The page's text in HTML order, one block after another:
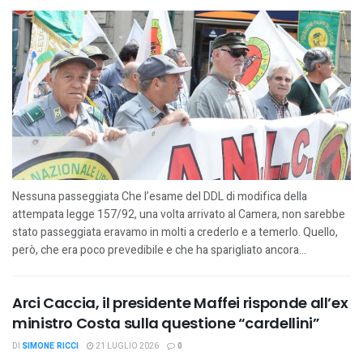
Nessuna passeggiata Che l’esame del DDL di modifica della
attempata legge 157/92, una volta arrivato al Camera, non sarebbe
stato passeggiata eravamo in molti a crederlo e a temerlo. Quello,
però, che era poco prevedibile e che ha sparigliato ancora...
Arci Caccia, il presidente Maffei risponde all’ex
ministro Costa sulla questione “cardellini”
DI SIMONE RICCI 21 LUGLIO 2026 0